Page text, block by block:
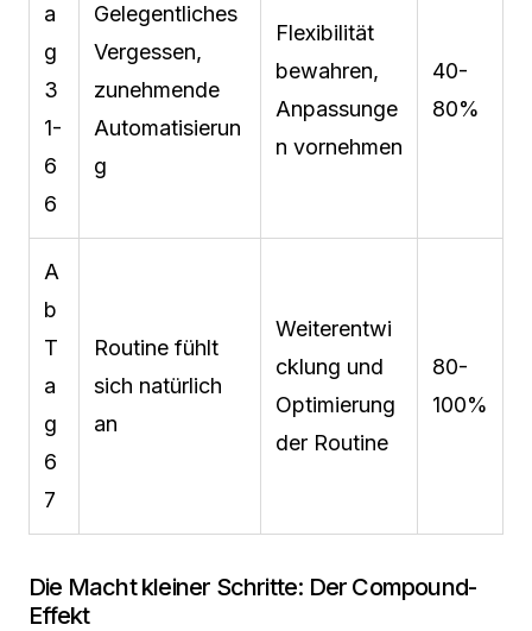
a
g
3
1-
6
6
Gelegentliches
Vergessen,
zunehmende
Automatisierun
g
Flexibilität
bewahren,
Anpassunge
n vornehmen
40-
80%
A
b
T
a
g
6
7
Routine fühlt
sich natürlich
an
Weiterentwi
cklung und
Optimierung
der Routine
80-
100%
Die Macht kleiner Schritte: Der Compound-
Effekt